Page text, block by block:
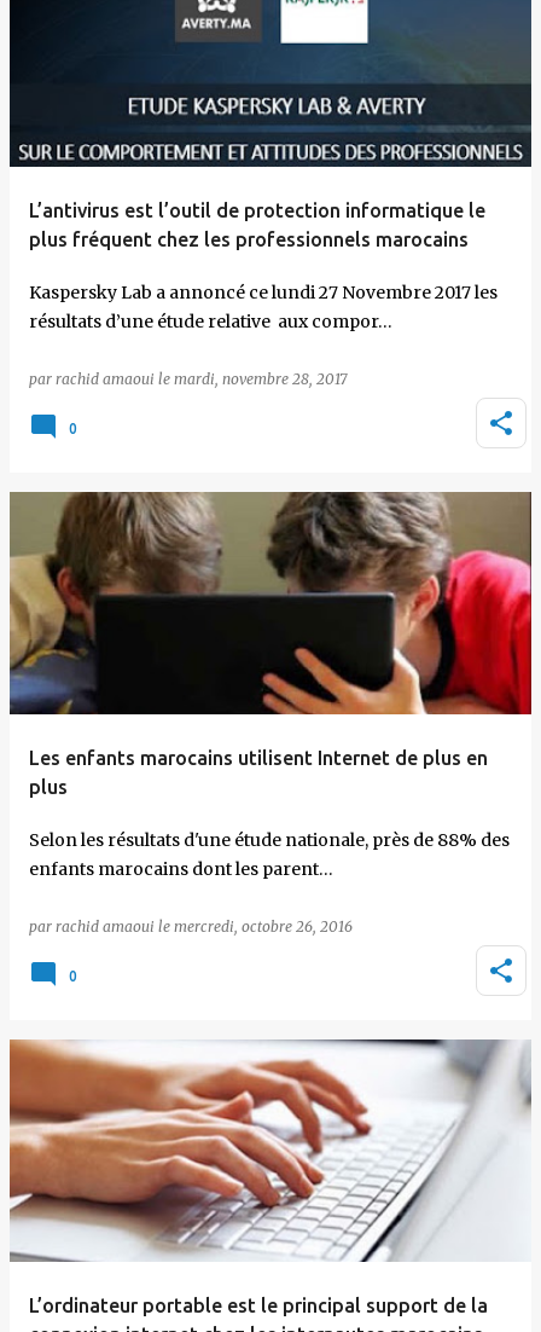
L’antivirus est l’outil de protection informatique le
plus fréquent chez les professionnels marocains
Kaspersky Lab a annoncé ce lundi 27 Novembre 2017 les
résultats d’une étude relative aux compor…
par rachid amaoui le mardi, novembre 28, 2017
0
Les enfants marocains utilisent Internet de plus en
plus
Selon les résultats d'une étude nationale, près de 88% des
enfants marocains dont les parent…
par rachid amaoui le mercredi, octobre 26, 2016
0
L’ordinateur portable est le principal support de la